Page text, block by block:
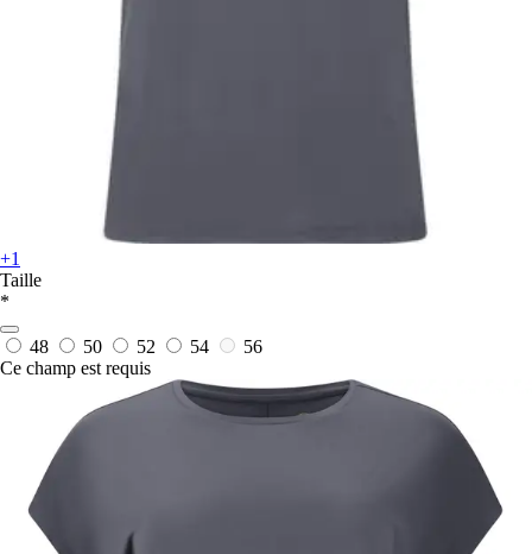
+1
Taille
*
48 50 52 54
56
Ce champ est requis